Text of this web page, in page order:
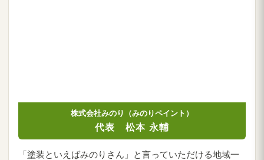
株式会社みのり（みのりペイント）
代表 松本 永輔
「塗装といえばみのりさん」と言っていただける地域一